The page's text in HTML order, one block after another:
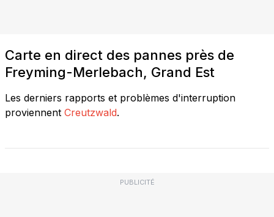
Carte en direct des pannes près de
Freyming-Merlebach, Grand Est
Les derniers rapports et problèmes d'interruption
proviennent Creutzwald.
PUBLICITÉ